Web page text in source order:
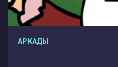
АРКАДЫ